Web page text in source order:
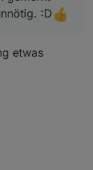
:D
etwas